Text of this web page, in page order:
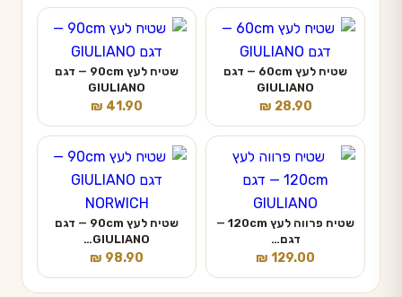
שטיח לעץ 60cm — דגם
GIULIANO
₪ 28.90
שטיח לעץ 90cm — דגם
GIULIANO
₪ 41.90
שטיח פרווה לעץ 120cm —
דגם…
₪ 129.00
שטיח לעץ 90cm — דגם
GIULIANO…
₪ 98.90